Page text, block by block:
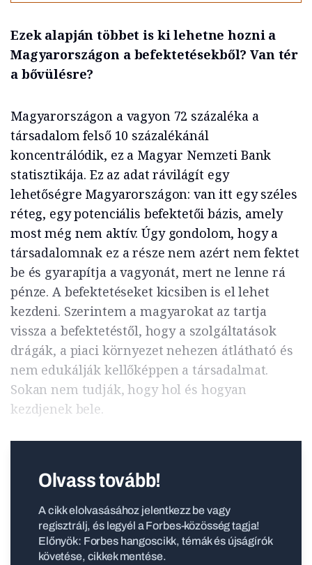
Ezek alapján többet is ki lehetne hozni a
Magyarországon a befektetésekből? Van tér
a bővülésre?
Magyarországon a vagyon 72 százaléka a
társadalom felső 10 százalékánál
koncentrálódik, ez a Magyar Nemzeti Bank
statisztikája. Ez az adat rávilágít egy
lehetőségre Magyarországon: van itt egy széles
réteg, egy potenciális befektetői bázis, amely
most még nem aktív. Úgy gondolom, hogy a
társadalomnak ez a része nem azért nem fektet
be és gyarapítja a vagyonát, mert ne lenne rá
pénze. A befektetéseket kicsiben is el lehet
kezdeni. Szerintem a magyarokat az tartja
vissza a befektetéstől, hogy a szolgáltatások
drágák, a piaci környezet nehezen átlátható és
nem edukálják kellőképpen a társadalmat.
Sokan nem tudják, hogy hol és hogyan
kezdjenek bele.
Olvass tovább!
A cikk elolvasásához jelentkezz be vagy
regisztrálj, és legyél a Forbes-közösség tagja!
Előnyök: Forbes hangoscikk, témák és újságírók
követése, cikkek mentése.